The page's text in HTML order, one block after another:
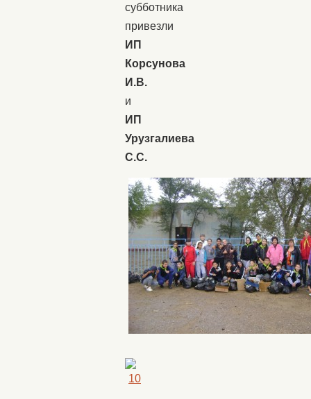
субботника
привезли
ИП
Корсунова
И.В.
и
ИП
Урузгалиева
С.С.